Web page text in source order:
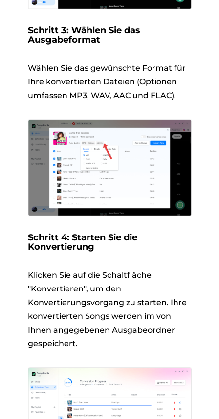
Schritt 3: Wählen Sie das
Ausgabeformat
Wählen Sie das gewünschte Format für
Ihre konvertierten Dateien (Optionen
umfassen MP3, WAV, AAC und FLAC).
Schritt 4: Starten Sie die
Konvertierung
Klicken Sie auf die Schaltfläche
"Konvertieren", um den
Konvertierungsvorgang zu starten. Ihre
konvertierten Songs werden im von
Ihnen angegebenen Ausgabeordner
gespeichert.